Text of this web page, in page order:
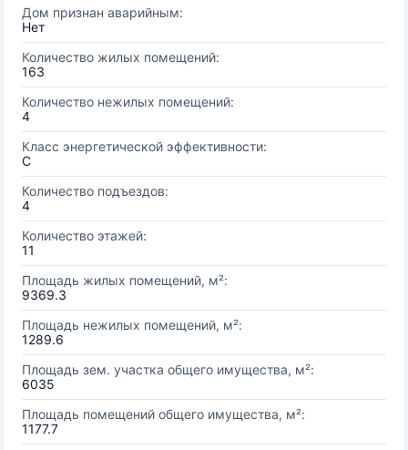
Дом признан аварийным:
Нет
Количество жилых помещений:
163
Количество нежилых помещений:
4
Класс энергетической эффективности:
C
Количество подъездов:
4
Количество этажей:
11
Площадь жилых помещений, м²:
9369.3
Площадь нежилых помещений, м²:
1289.6
Площадь зем. участка общего имущества, м²:
6035
Площадь помещений общего имущества, м²:
1177.7